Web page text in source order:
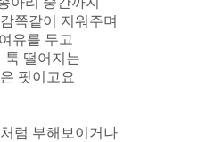
쪽같이 지워주며
유를 두고
툭 떨어지는
핏이고요
럼 부해보이거나